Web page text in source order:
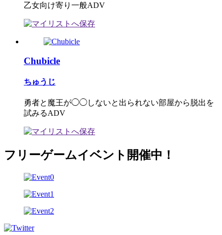
乙女向け寄り一般ADV
Chubicle
ちゅうじ
勇者と魔王が◯◯しないと出られない部屋から脱出を
試みるADV
フリーゲームイベント開催中！